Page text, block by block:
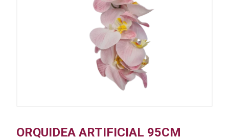
ORQUIDEA ARTIFICIAL 95CM